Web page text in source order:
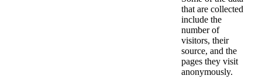
that are collected
include the
number of
visitors, their
source, and the
pages they visit
anonymously.